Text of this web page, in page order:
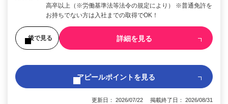
高卒以上（※労働基準法等法令の規定により） ※普通免許を
お持ちでない方は入社までの取得でOK！
後で見る 詳細を見る
アピールポイントを見る
更新日： 2026/07/22 掲載終了日： 2026/08/31